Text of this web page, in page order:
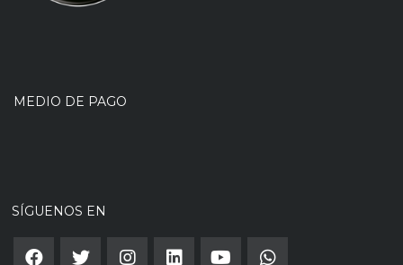
MEDIO DE PAGO
SÍGUENOS EN